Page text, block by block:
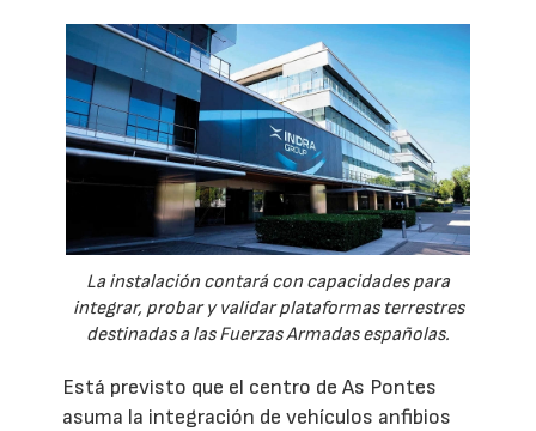
La instalación contará con capacidades para
integrar, probar y validar plataformas terrestres
destinadas a las Fuerzas Armadas españolas.
Está previsto que el centro de As Pontes
asuma la integración de vehículos anfibios